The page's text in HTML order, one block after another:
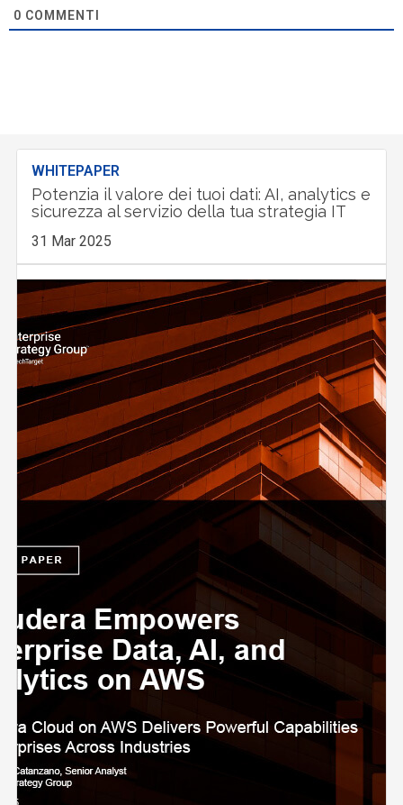
0 COMMENTI
WHITEPAPER
Potenzia il valore dei tuoi dati: AI, analytics e
sicurezza al servizio della tua strategia IT
31 Mar 2025